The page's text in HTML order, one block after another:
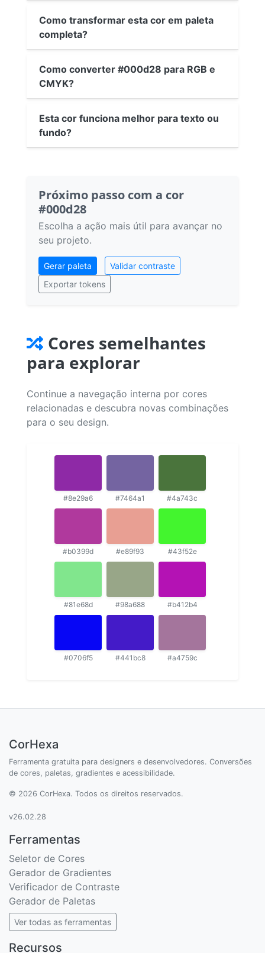
Como transformar esta cor em paleta
completa?
Como converter #000d28 para RGB e
CMYK?
Esta cor funciona melhor para texto ou
fundo?
Próximo passo com a cor
#000d28
Escolha a ação mais útil para avançar no
seu projeto.
Gerar paleta
Validar contraste
Exportar tokens
Cores semelhantes
para explorar
Continue a navegação interna por cores
relacionadas e descubra novas combinações
para o seu design.
#8e29a6 #7464a1 #4a743c
#b0399d #e89f93 #43f52e
#81e68d #98a688 #b412b4
#0706f5 #441bc8 #a4759c
CorHexa
Ferramenta gratuita para designers e desenvolvedores. Conversões
de cores, paletas, gradientes e acessibilidade.
© 2026 CorHexa. Todos os direitos reservados.
v26.02.28
Ferramentas
Seletor de Cores
Gerador de Gradientes
Verificador de Contraste
Gerador de Paletas
Ver todas as ferramentas
Recursos